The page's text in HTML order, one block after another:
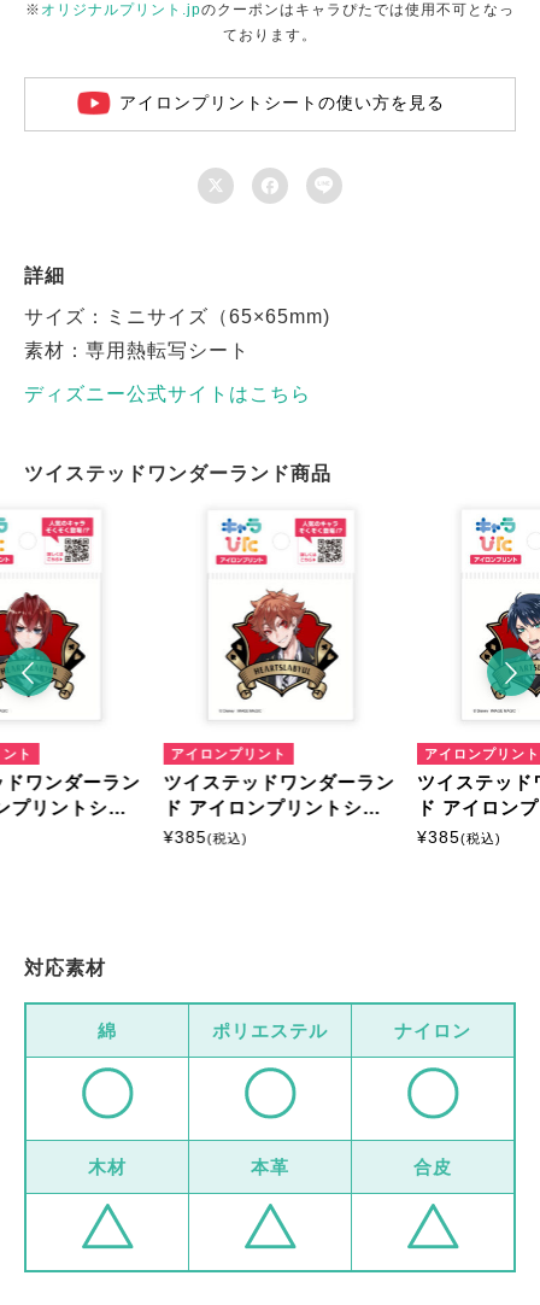
※ オリジナルプリント.jpのクーポンはキャラぴたでは使用不可となっ
ております。
アイロンプリントシートの使い方を見る
  
詳細
サイズ：ミニサイズ（65×65mm)
素材：専用熱転写シート
ディズニー公式サイトはこちら
ツイステッドワンダーランド商品
ト
ワンダーラン
リントシー
アイロンプリント
ツイステッドワンダーラン
ド アイロンプリントシー
ト ミニサイズ
¥385(税込)
アイロンプリント
ツイステッド
ド アイロンプ
ト ミニサイズ
385(税込)
対応素材
綿 ポリエステル ナイロン
木材 本革 合皮